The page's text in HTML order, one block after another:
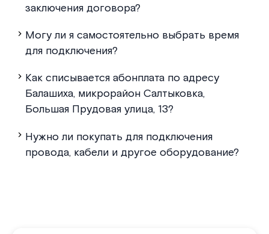
заключения договора?
Могу ли я самостоятельно выбрать время
для подключения?
Как списывается абонплата по адресу
Балашиха, микрорайон Салтыковка,
Большая Прудовая улица, 13?
Нужно ли покупать для подключения
провода, кабели и другое оборудование?